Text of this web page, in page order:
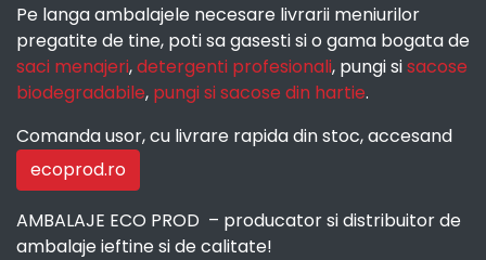
Pe langa ambalajele necesare livrarii meniurilor
pregatite de tine, poti sa gasesti si o gama bogata de
saci menajeri,detergenti profesionali, pungi sisacose
biodegradabile, pungi si sacose din hartie.
Comanda usor, cu livrare rapida din stoc, accesand
ecoprod.ro
AMBALAJE ECO PROD – producator si distribuitor de
ambalaje ieftine si de calitate!